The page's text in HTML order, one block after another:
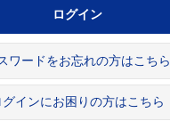
ワードをお忘れの方はこちら
グインにお困りの方はこちら